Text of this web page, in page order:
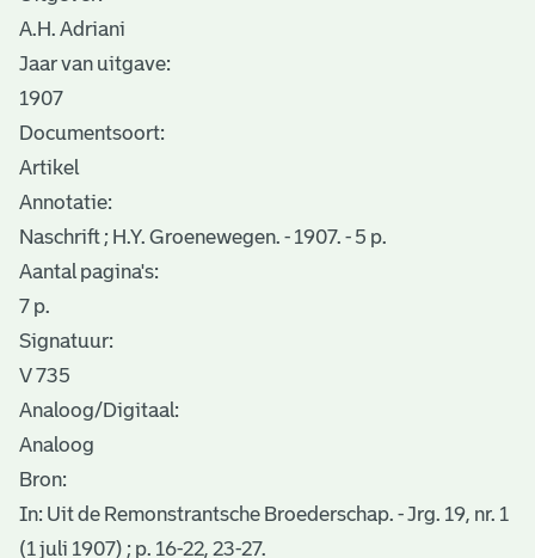
A.H. Adriani
Jaar van uitgave:
1907
Documentsoort:
Artikel
Annotatie:
Naschrift ; H.Y. Groenewegen. - 1907. - 5 p.
Aantal pagina's:
7 p.
Signatuur:
V 735
Analoog/Digitaal:
Analoog
Bron:
In: Uit de Remonstrantsche Broederschap. - Jrg. 19, nr. 1
(1 juli 1907) ; p. 16-22, 23-27.